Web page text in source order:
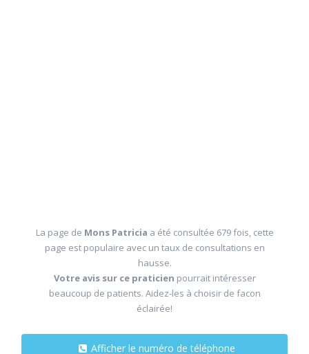
La page de Mons Patricia a été consultée 679 fois, cette
page est populaire avec un taux de consultations en
hausse.
Votre avis sur ce praticien pourrait intéresser
beaucoup de patients. Aidez-les à choisir de facon
éclairée!
Afficher le numéro de téléphone